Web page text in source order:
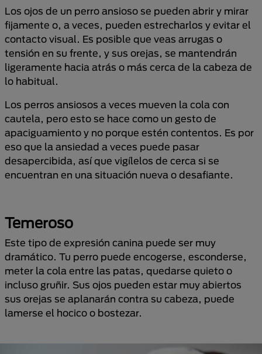
Los ojos de un perro ansioso se pueden abrir y mirar
fijamente o, a veces, pueden estrecharlos y evitar el
contacto visual. Es posible que veas arrugas o
tensión en su frente, y sus orejas, se mantendrán
ligeramente hacia atrás o más cerca de la cabeza de
lo habitual.
Los perros ansiosos a veces mueven la cola con
cautela, pero esto se hace como un gesto de
apaciguamiento y no porque estén contentos. Es por
eso que la ansiedad a veces puede pasar
desapercibida, así que vigílelos de cerca si se
encuentran en una situación nueva o desafiante.
Temeroso
Este tipo de expresión canina puede ser muy
dramático. Tu perro puede encogerse, esconderse,
meter la cola entre las patas, quedarse quieto o
incluso gruñir. Sus ojos pueden estar muy abiertos
sus orejas se aplanarán contra su cabeza, puede
lamerse el hocico o bostezar.